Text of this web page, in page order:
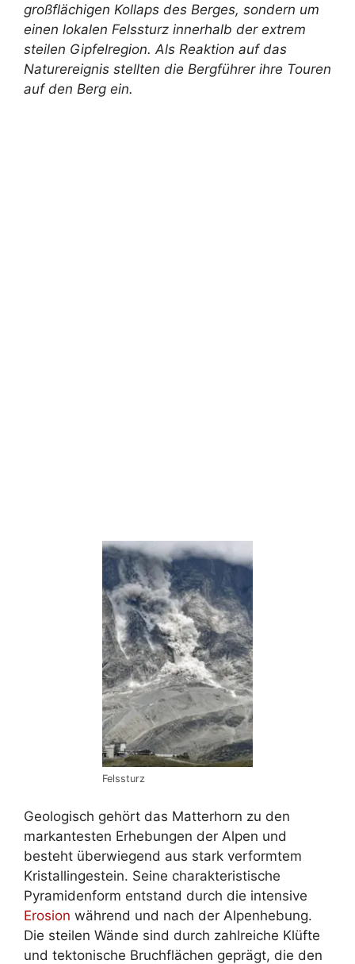
großflächigen Kollaps des Berges, sondern um
einen lokalen Felssturz innerhalb der extrem
steilen Gipfelregion. Als Reaktion auf das
Naturereignis stellten die Bergführer ihre Touren
auf den Berg ein.
Felssturz
Geologisch gehört das Matterhorn zu den
markantesten Erhebungen der Alpen und
besteht überwiegend aus stark verformtem
Kristallingestein. Seine charakteristische
Pyramidenform entstand durch die intensive
Erosion während und nach der Alpenhebung.
Die steilen Wände sind durch zahlreiche Klüfte
und tektonische Bruchflächen geprägt, die den